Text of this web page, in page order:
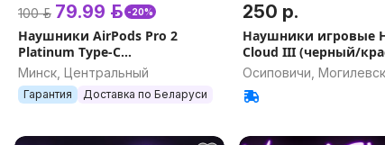
100 р. 79.99 р. -20%
Наушники AirPods Pro 2
Platinum Type-C
Шумоподавление (Аир подс,
эирподс)
Минск, Центральный
Гарантия Доставка по Беларуси
250 р.
Наушники игровые
Cloud III (черный/
Осиповичи,